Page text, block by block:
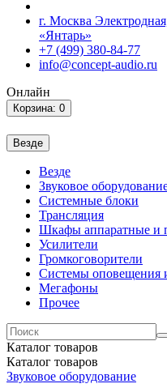
г. Москва
«Янтарь»
+7 (499) 380-84-77
info@concept-audio.ru
Онлайн
Корзина: 0
Везде
Везде
Звуковое
Системные блоки
Трансляция
Шкафы аппаратные и
Усилители
Громкоговорители
Системы оповещения
Мегафоны
Прочее
Каталог товаров
Каталог товаров
Звуковое оборудование